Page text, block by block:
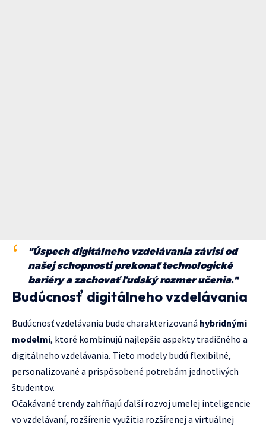
"Úspech digitálneho vzdelávania závisí od
našej schopnosti prekonať technologické
bariéry a zachovať ľudský rozmer učenia."
Budúcnosť digitálneho vzdelávania
Budúcnosť vzdelávania bude charakterizovaná hybridnými
modelmi, ktoré kombinujú najlepšie aspekty tradičného a
digitálneho vzdelávania. Tieto modely budú flexibilné,
personalizované a prispôsobené potrebám jednotlivých
študentov.
Očakávané trendy zahŕňajú ďalší rozvoj umelej inteligencie
vo vzdelávaní, rozšírenie využitia rozšírenej a virtuálnej